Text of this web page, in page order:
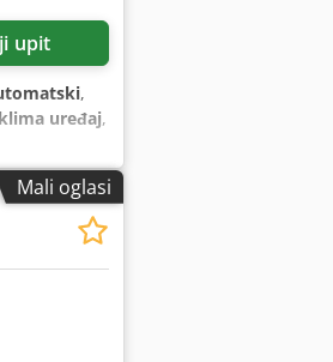
upit
,
klima uređaj,
Mali oglasi